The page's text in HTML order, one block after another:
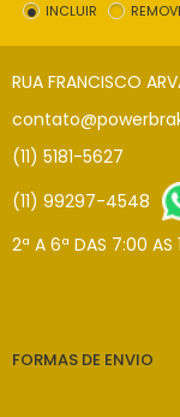
INCLUIR
RUA FRANCISCO
(11) 5181-5627
(11) 99297-4548
2ª A 6ª DAS 7:00 AS
FORMAS DE ENVIO